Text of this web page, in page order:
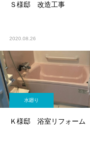
Ｓ様邸 改造工事
2020.08.26
水廻り
Ｋ様邸 浴室リフォーム